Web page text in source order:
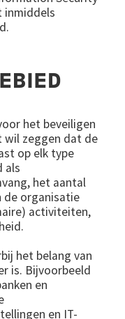
inmiddels
het beveiligen
zeggen dat de
op elk type
als
het aantal
de organisatie
activiteiten,
het belang van
is. Bijvoorbeeld
en
en IT-